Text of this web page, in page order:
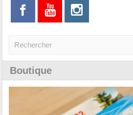
Boutique